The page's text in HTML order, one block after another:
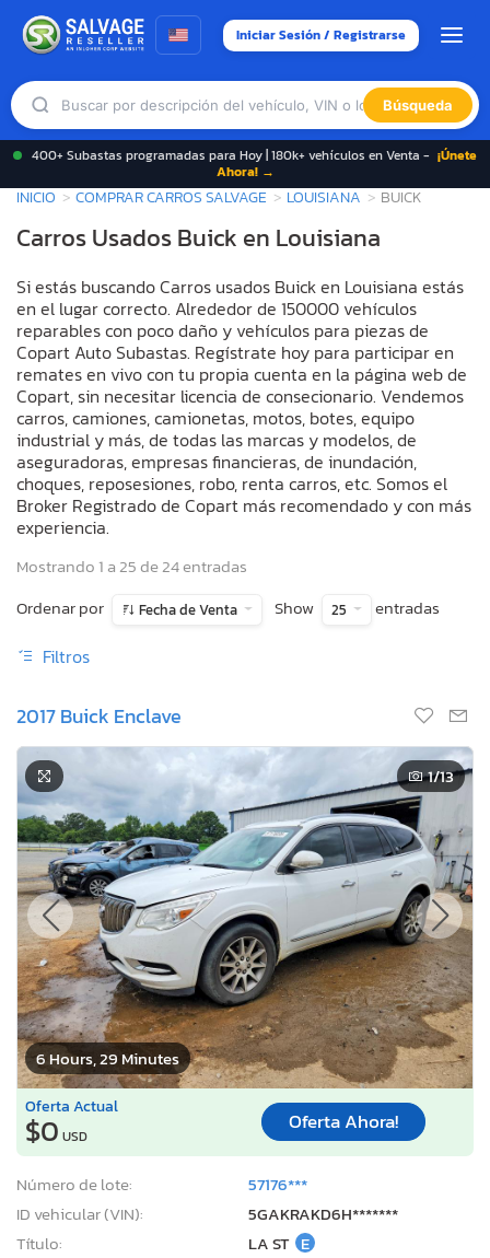
Iniciar Sesión / Registrarse
Búsqueda
400+ Subastas programadas para Hoy | 180k+ vehículos en Venta - ¡Únete
Ahora! →
INICIO COMPRAR CARROS SALVAGE LOUISIANA BUICK
Carros Usados Buick en Louisiana
Si estás buscando Carros usados Buick en Louisiana estás
en el lugar correcto. Alrededor de 150000 vehículos
reparables con poco daño y vehículos para piezas de
Copart Auto Subastas. Regístrate hoy para participar en
remates en vivo con tu propia cuenta en la página web de
Copart, sin necesitar licencia de consecionario. Vendemos
carros, camiones, camionetas, motos, botes, equipo
industrial y más, de todas las marcas y modelos, de
aseguradoras, empresas financieras, de inundación,
choques, reposesiones, robo, renta carros, etc. Somos el
Broker Registrado de Copart más recomendado y con más
experiencia.
Mostrando 1 a 25 de 24 entradas
Ordenar por
Fecha de Venta Show 25 entradas
Filtros
2017 Buick Enclave
6 Hours, 29 Minutes
1/13
Oferta Actual
$0 USD
Oferta Ahora!
Número de lote:
57176***
ID vehicular (VIN):
5GAKRAKD6H*******
Título:
LA ST E